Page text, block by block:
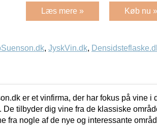
Læs mere » Køb nu »
, JyskVin.dk,
er et vinfirma, der har fokus på vine i
De tilbyder dig vine fra de klassiske
fra nogle af de nye og interessante